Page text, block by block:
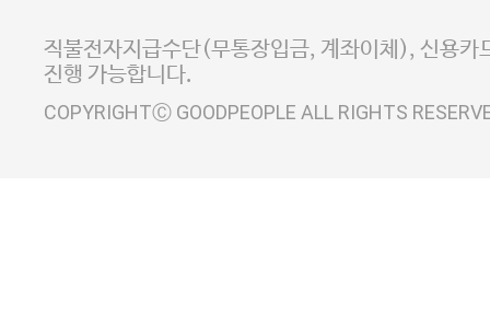
사업자정보확인
이니시스 에스크로 서비
직불전자지급수단(무통장입금, 계좌이체), 신용카
진행 가능합니다.
COPYRIGHTⒸ GOODPEOPLE ALL RIGHTS